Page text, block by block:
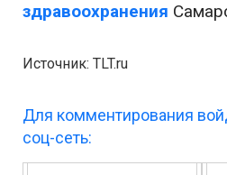
здравоохранения
Источник: TLT.ru
Для комментирования
соц-сеть: